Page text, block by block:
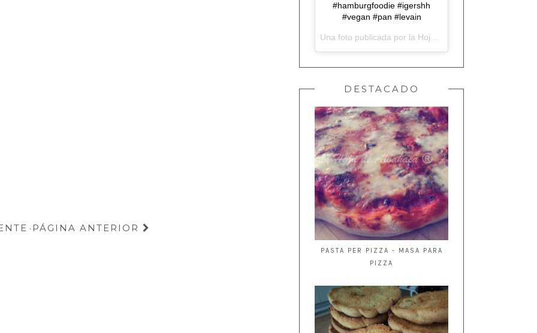
· PÁGINA ANTERIOR
#hamburgfoodie #igershh
#vegan #pan #levain
Una foto publicada por la Hoja de Albahaca (@lahojadealbahaca) el
DESTACADO
PASTA PER PIZZA - MASA PARA
PIZZA